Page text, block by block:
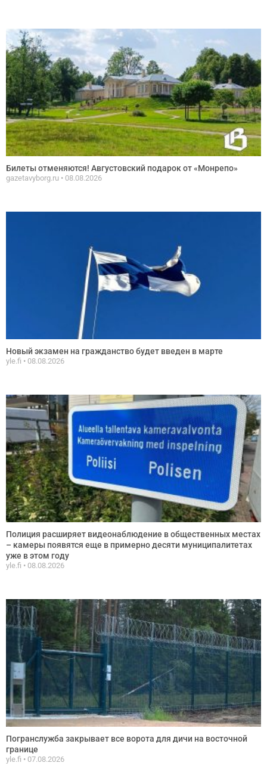
Билеты отменяются! Августовский подарок от «Монрепо»
gazetavyborg.ru 08.08.2026
Новый экзамен на гражданство будет введен в марте
yle.fi 08.08.2026
Полиция расширяет видеонаблюдение в общественных местах
– камеры появятся еще в примерно десяти муниципалитетах
уже в этом году
yle.fi 08.08.2026
Погранслужба закрывает все ворота для дичи на восточной
границе
yle.fi 07.08.2026